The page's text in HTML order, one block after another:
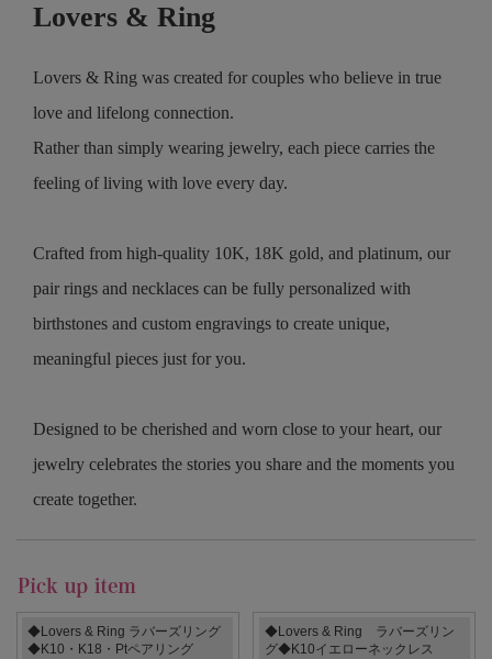
Lovers & Ring
Lovers & Ring was created for couples who believe in true
love and lifelong connection.
Rather than simply wearing jewelry, each piece carries the
feeling of living with love every day.
Crafted from high-quality 10K, 18K gold, and platinum, our
pair rings and necklaces can be fully personalized with
birthstones and custom engravings to create unique,
meaningful pieces just for you.
Designed to be cherished and worn close to your heart, our
jewelry celebrates the stories you share and the moments you
create together.
◆Lovers & Ring ラバーズリング
◆K10・K18・Ptペアリング
◆Lovers & Ring ラバーズリン
グ◆K10イエローネックレス